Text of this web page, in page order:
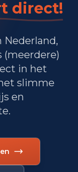
direct!
Nederland,
(meerdere)
in het
slimme
en